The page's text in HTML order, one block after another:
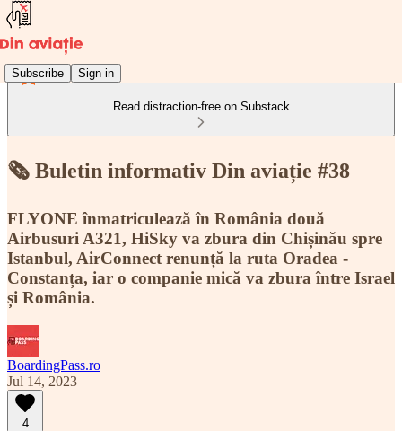
Subscribe Sign in
Read distraction-free on Substack
🗞️ Buletin informativ Din aviație #38
FLYONE înmatriculează în România două
Airbusuri A321, HiSky va zbura din Chișinău spre
Istanbul, AirConnect renunță la ruta Oradea -
Constanța, iar o companie mică va zbura între Israel
și România.
BoardingPass.ro
Jul 14, 2023
4